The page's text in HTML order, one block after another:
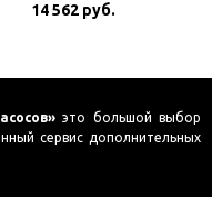
14 562 руб.
это большой выбор
сервис дополнительных